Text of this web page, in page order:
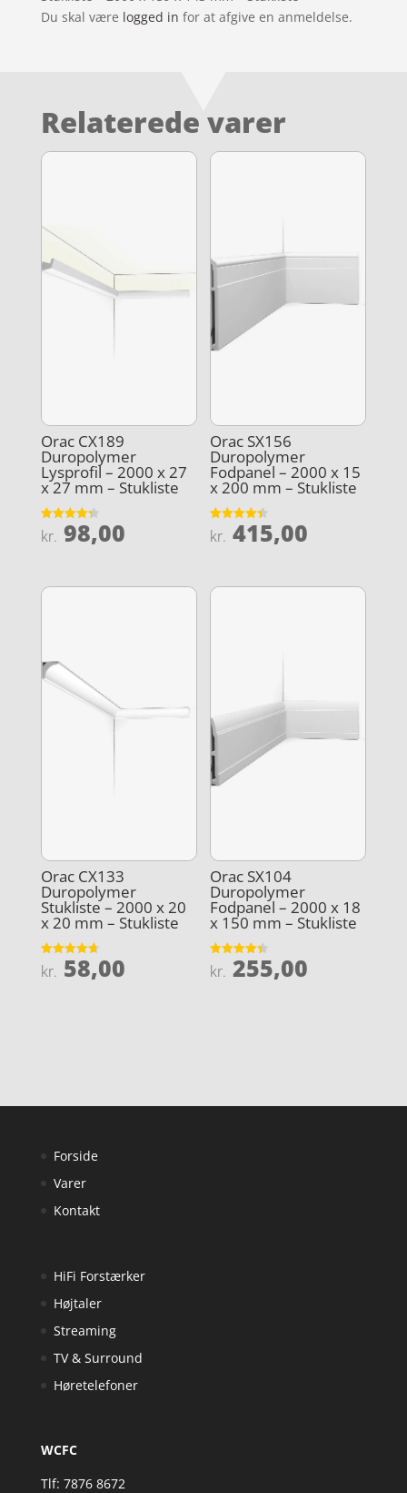
Du skal være logged in for at afgive en anmeldelse.
Relaterede varer
Orac CX189
Duropolymer
Lysprofil – 2000 x 27
x 27 mm – Stukliste
Vurderet
4.3
kr. 98,00
Orac SX156
Duropolymer
Fodpanel – 2000 x 15
x 200 mm – Stukliste
Vurderet
4.4
kr. 415,00
Orac CX133
Duropolymer
Stukliste – 2000 x 20
x 20 mm – Stukliste
Vurderet
4.7
kr. 58,00
Orac SX104
Duropolymer
Fodpanel – 2000 x 18
x 150 mm – Stukliste
Vurderet
4.4
kr. 255,00
Forside
Varer
Kontakt
HiFi Forstærker
Højtaler
Streaming
TV & Surround
Høretelefoner
WCFC
Tlf: 7876 8672